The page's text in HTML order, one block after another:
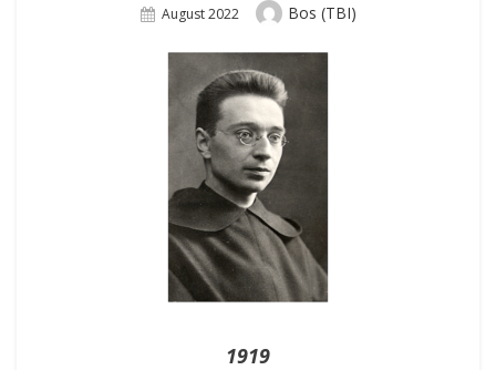
Posted
August 2022 Author
Bos (TBI)
1919